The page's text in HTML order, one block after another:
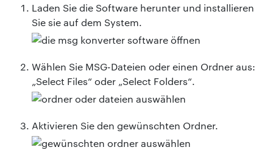
Laden Sie die Software herunter und installieren
Sie sie auf dem System.
Wählen Sie MSG-Dateien oder einen Ordner aus:
„Select Files“ oder „Select Folders“.
Aktivieren Sie den gewünschten Ordner.